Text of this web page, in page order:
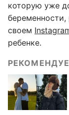
которую уже
своем
ребенке.